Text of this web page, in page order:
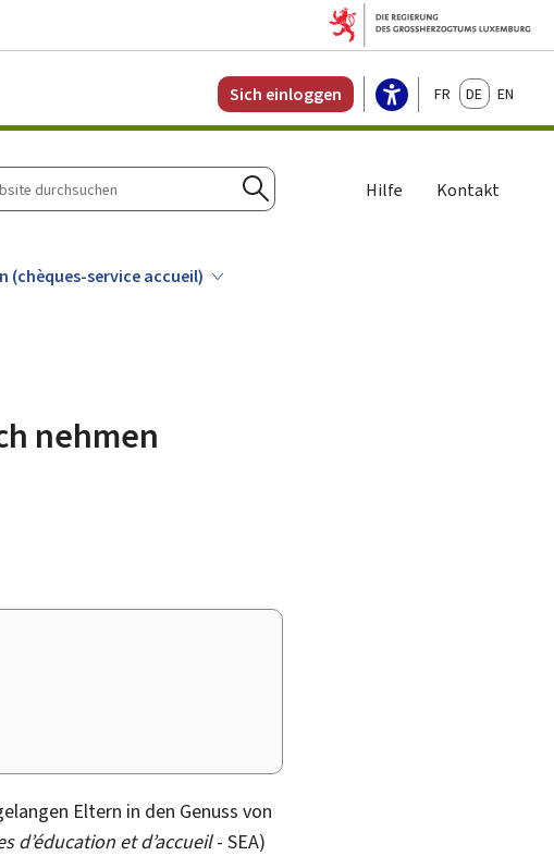
Sich einloggen FrançaisDeutschEnglish
Suchen
Hilfe Kontakt
(chèques-service accueil)
nehmen
Eltern in den Genuss von
d’éducation et d’accueil- SEA)